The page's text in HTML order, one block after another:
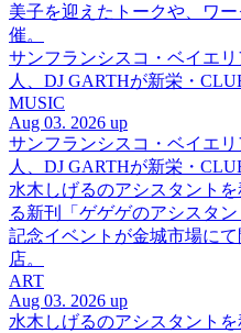
美子を迎えたトークや、ワ
催。
サンフランシスコ・ベイエ
人、DJ GARTHが新栄・
MUSIC
Aug 03. 2026 up
サンフランシスコ・ベイエ
人、DJ GARTHが新栄・
水木しげるのアシスタント
る新刊「ゲゲゲのアシスタ
記念イベントが金城市場に
店。
ART
Aug 03. 2026 up
水木しげるのアシスタント